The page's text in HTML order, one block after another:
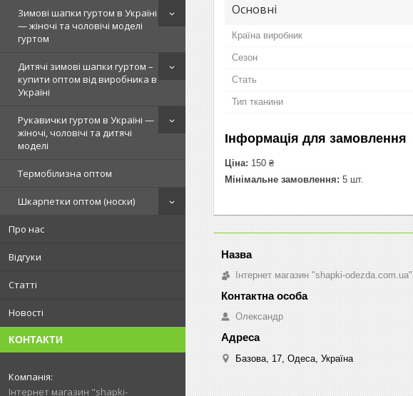
Зимові шапки гуртом в Україні
— жіночі та чоловічі моделі
гуртом
Дитячі зимові шапки гуртом –
купити оптом від виробника в
Україні
Рукавички гуртом в Україні —
жіночі, чоловічі та дитячі
моделі
Термобілизна оптом
Шкарпетки оптом (носки)
Про нас
Відгуки
Статті
Новості
КОНТАКТИ
Інтернет магазин "shapki-
Основні
Країна виробник
Сезон
Стать
Тип тканини
Інформація для замовлення
Ціна: 150 ₴
Мінімальне замовлення: 5 шт.
Інтернет магазин "shapki-odezda.com.ua"
Олександр
Базова, 17, Одеса, Україна